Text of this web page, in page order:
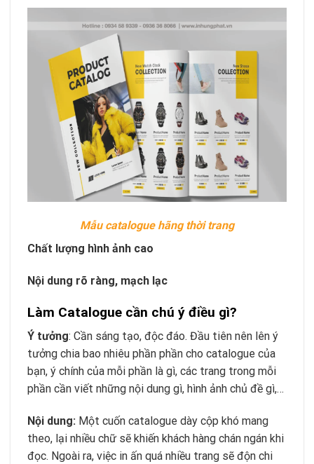
Mẫu catalogue hãng thời trang
Chất lượng hình ảnh cao
Nội dung rõ ràng, mạch lạc
Làm Catalogue cần chú ý điều gì?
Ý tưởng: Cần sáng tạo, độc đáo. Đầu tiên nên lên ý
tưởng chia bao nhiêu phần phần cho catalogue của
bạn, ý chính của mỗi phần là gì, các trang trong mỗi
phần cần viết những nội dung gì, hình ảnh chủ đề gì,…
Nội dung: Một cuốn catalogue dày cộp khó mang
theo, lại nhiều chữ sẽ khiến khách hàng chán ngán khi
đọc. Ngoài ra, việc in ấn quá nhiều trang sẽ độn chi